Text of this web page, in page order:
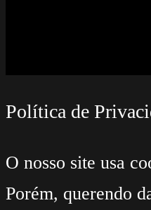
Política de
O nosso site usa
Porém, querendo